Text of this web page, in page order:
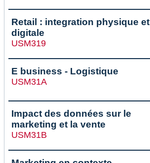
Retail : integration physique et
digitale
USM319
E business - Logistique
USM31A
Impact des données sur le
marketing et la vente
USM31B